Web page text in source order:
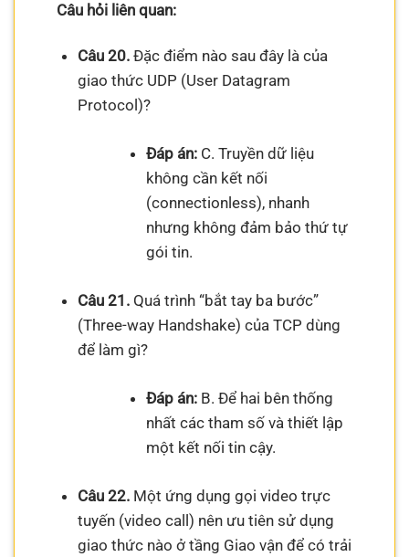
Câu hỏi liên quan:
Câu 20.Đặc điểm nào sau đây là của
giao thức UDP (User Datagram
Protocol)?
Đáp án:C. Truyền dữ liệu
không cần kết nối
(connectionless), nhanh
nhưng không đảm bảo thứ tự
gói tin.
Câu 21.Quá trình “bắt tay ba bước”
(Three-way Handshake) của TCP dùng
để làm gì?
Đáp án:B. Để hai bên thống
nhất các tham số và thiết lập
một kết nối tin cậy.
Câu 22.Một ứng dụng gọi video trực
tuyến (video call) nên ưu tiên sử dụng
giao thức nào ở tầng Giao vận để có trải